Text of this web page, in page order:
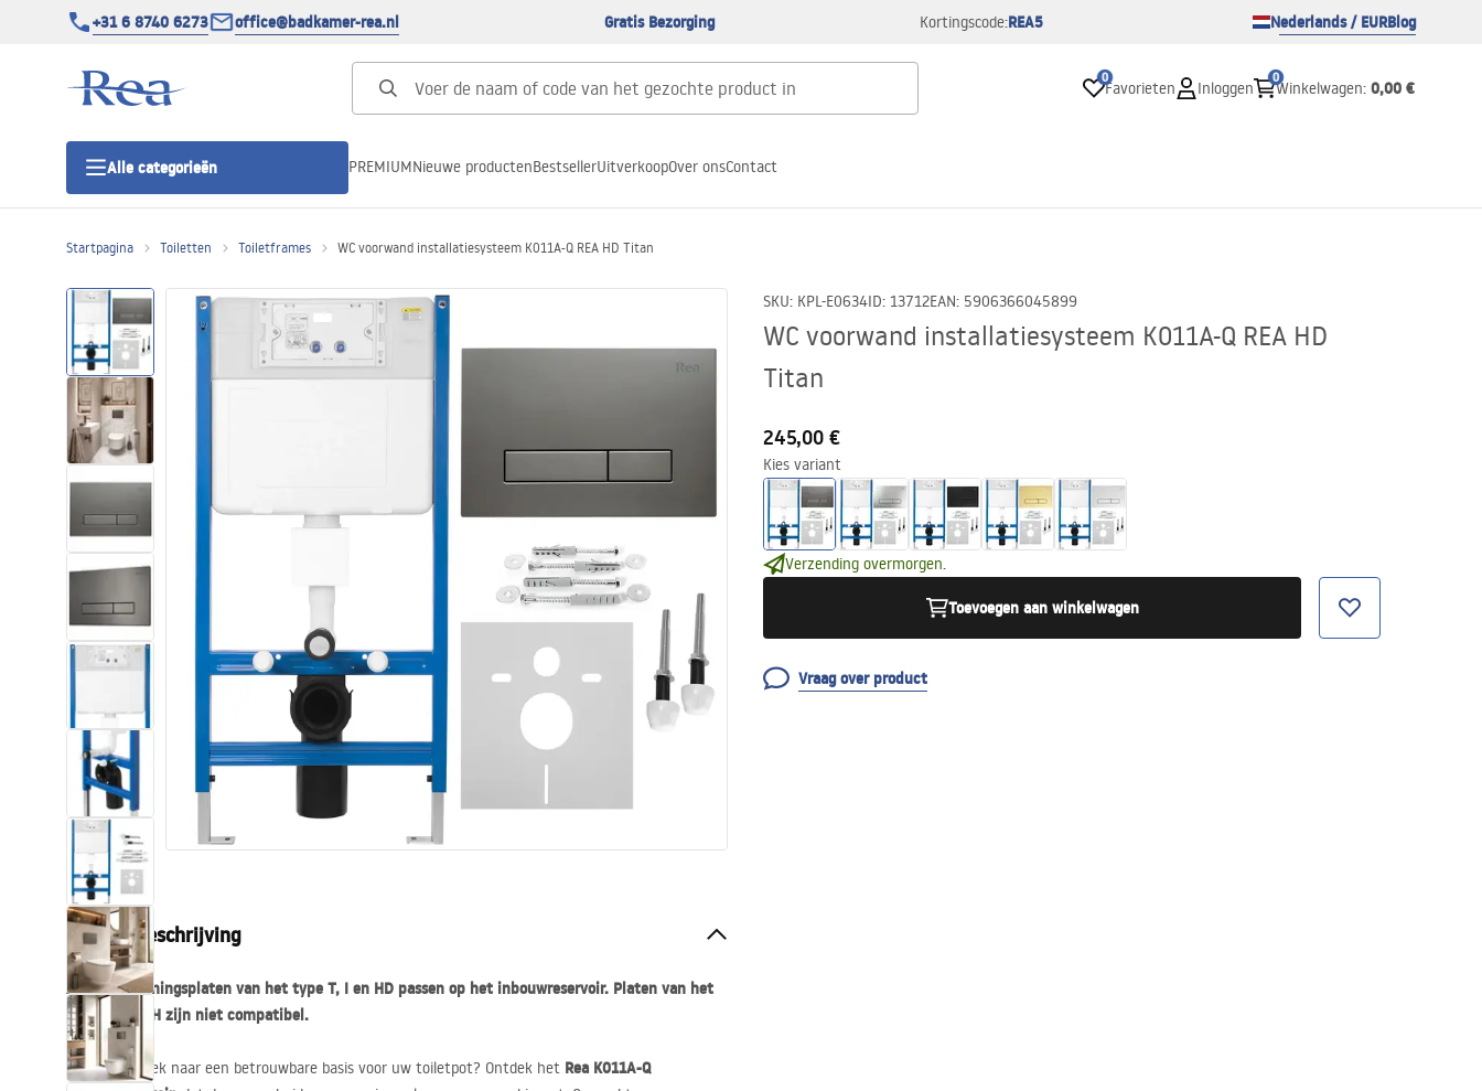
+31 6 8740 6273 office@badkamer-rea.nl Gratis Bezorging Kortingscode:REA5 Nederlands / EURBlog
0
Favorieten Inloggen
0
Winkelwagen: 0,00 €
Alle categorieën
Douchedeur
Douchebakken
Lineaire Douchegoten
Toiletten
Baden en badwanden
Kranen
Douches
Keuken
Badkameraccessoires
PREMIUMNieuwe productenBestsellerUitverkoopOver onsContact
Startpagina Toiletten Toiletframes WC voorwand installatiesysteem K011A-Q REA HD Titan
SKU: KPL-E0634ID: 13712EAN: 5906366045899
WC voorwand installatiesysteem K011A-Q REA HD
Titan
245,00 €
Kies variant
Verzending overmorgen.
Toevoegen aan winkelwagen
Vraag over product
Productbeschrijving
Alleen bedieningsplaten van het type T, I en HD passen op het inbouwreservoir. Platen van het
type E, F en H zijn niet compatibel.
Bent u op zoek naar een betrouwbare basis voor uw toiletpot? Ontdek het Rea K011A-Q